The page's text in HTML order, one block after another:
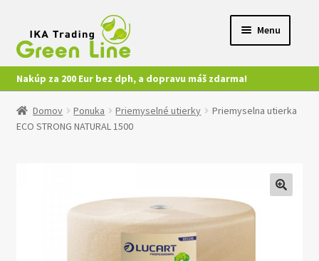
na
navigáciu
na
obsah
Menu
Ponuka
Môj účet
Nákup
Nakúp za 200 Eur bez dph, a dopravu máš zdarma!
Domov Ponuka Priemyselné utierky
Priemyselna utierka
ECO STRONG NATURAL 1500